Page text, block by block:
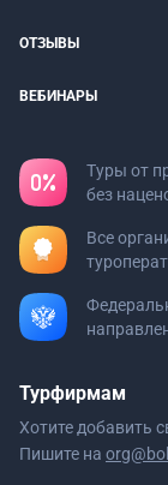
ОТЗЫВЫ
ВЕБИНАРЫ
Туры от
без
Все
Турфирмам
Хотите добавить
Пишите на